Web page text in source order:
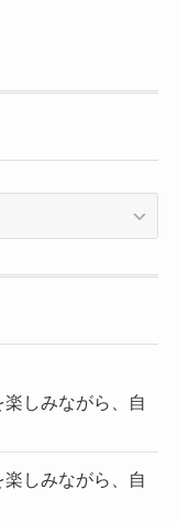
しみながら、自
しみながら、自